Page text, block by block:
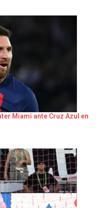
Miami ante Cruz Azul en